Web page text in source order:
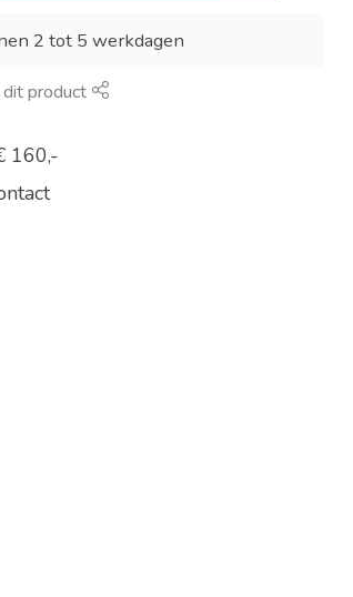
2 tot 5 werkdagen
product
160,-